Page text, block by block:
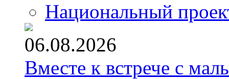
Национальный
06.08.2026
Вместе к встрече с